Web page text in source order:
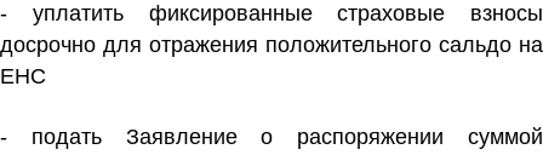
- уплатить фиксированные страховые взносы
досрочно для отражения положительного сальдо на
ЕНС
- подать Заявление о распоряжении суммой